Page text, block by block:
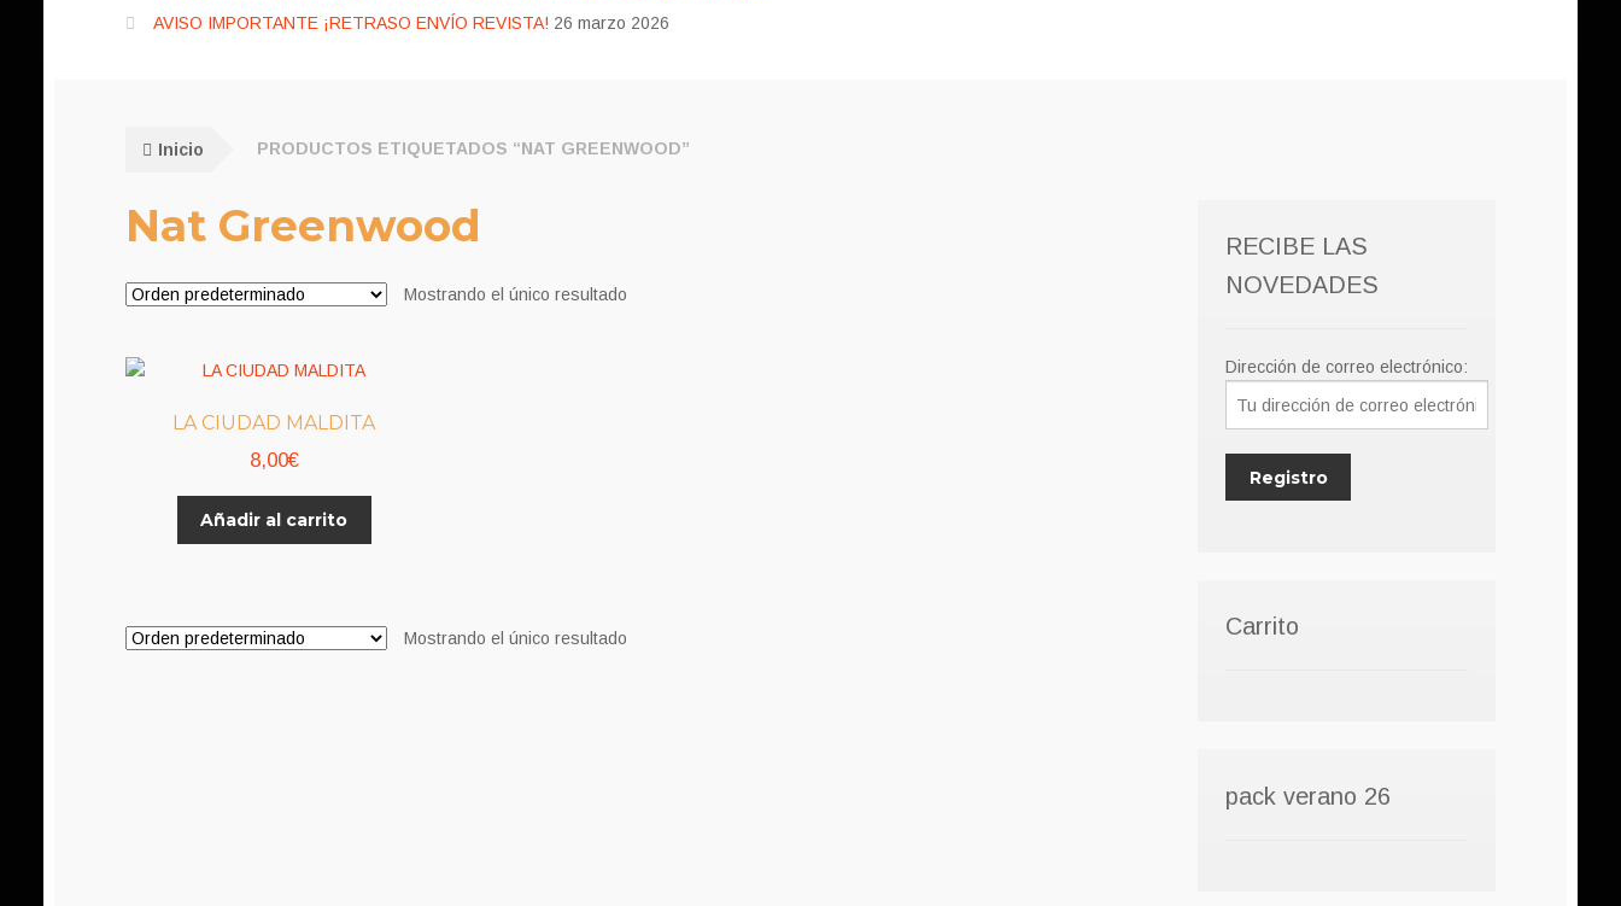
AVISO IMPORTANTE ¡RETRASO ENVÍO REVISTA! 26 marzo 2026
Inicio PRODUCTOS ETIQUETADOS “NAT GREENWOOD”
Nat Greenwood
Mostrando el único resultado
LA CIUDAD MALDITA
8,00€
Añadir al carrito
Mostrando el único resultado
RECIBE LAS
NOVEDADES
Dirección de correo electrónico:
Carrito
pack verano 26